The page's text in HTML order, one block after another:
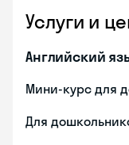
Услуги и
Английский
Мини-курс для
Для